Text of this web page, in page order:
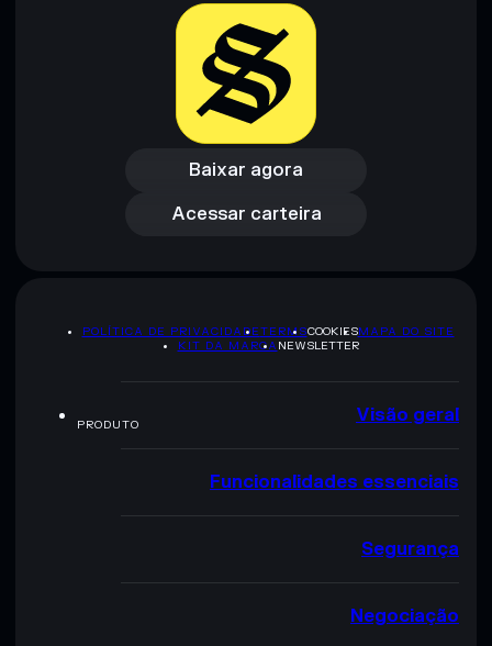
Baixar agora
Baixar agora
Acessar carteira
Acessar carteira
POLÍTICA DE PRIVACIDADETERMSCOOKIESMAPA DO SITE
KIT DA MARCA NEWSLETTER
PRODUTO Visão geral
Funcionalidades essenciais
Segurança
Negociação